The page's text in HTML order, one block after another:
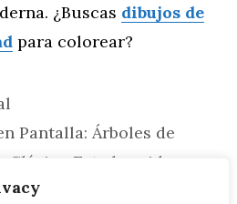
¿Buscas dibujos de
para colorear?
Pantalla: Árboles de
Estadounidense
Árboles de Navidad